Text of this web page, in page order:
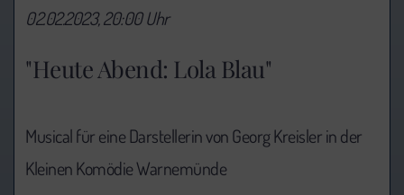
"Heute Abend: Lola Blau"
02.02.2023, 20:00 Uhr
Musical für eine Darstellerin von Georg Kreisler in der
Kleinen Komödie Warnemünde